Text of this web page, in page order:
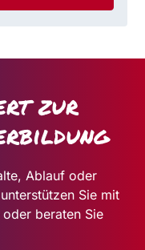
zur
Ablauf oder
Sie mit
beraten Sie